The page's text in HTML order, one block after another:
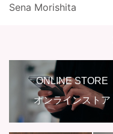
Sena Morishita
ONLINE STORE
オンラインストア